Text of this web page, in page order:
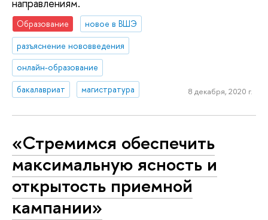
направлениям.
Образование
новое в ВШЭ
разъяснение нововведения
онлайн-образование
бакалавриат
магистратура 8 декабря, 2020 г.
«Стремимся обеспечить
максимальную ясность и
открытость приемной
кампании»